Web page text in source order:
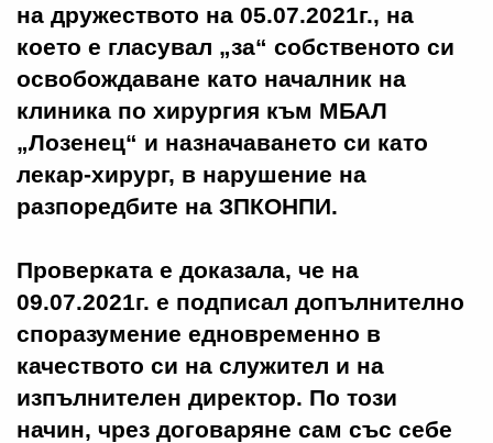
на дружеството на 05.07.2021г., на
което е гласувал „за“ собственото си
освобождаване като началник на
клиника по хирургия към МБАЛ
„Лозенец“ и назначаването си като
лекар-хирург, в нарушение на
разпоредбите на ЗПКОНПИ.
Проверката е доказала, че на
09.07.2021г. е подписал допълнително
споразумение едновременно в
качеството си на служител и на
изпълнителен директор. По този
начин, чрез договаряне сам със себе